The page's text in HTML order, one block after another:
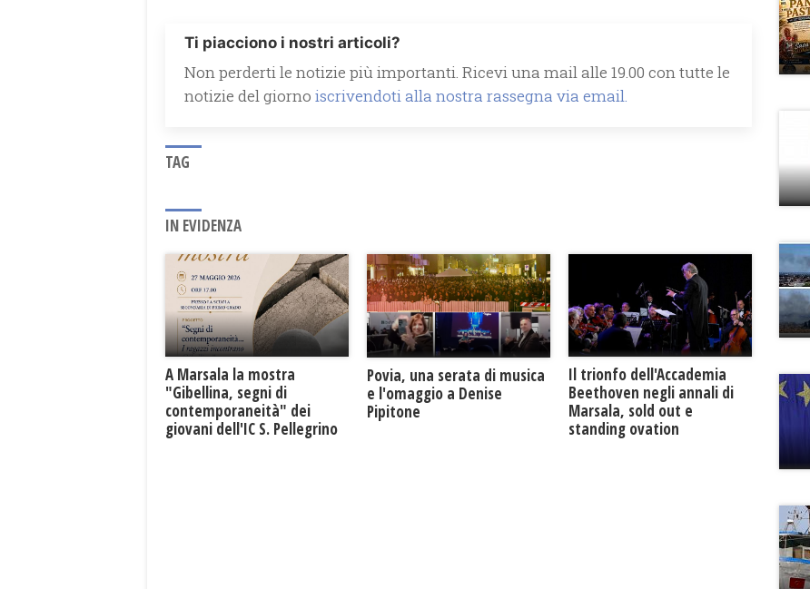
Ti piacciono i nostri articoli?
Non perderti le notizie più importanti. Ricevi una mail alle 19.00 con tutte le
notizie del giorno iscrivendoti alla nostra rassegna via email.
TAG
IN EVIDENZA
A Marsala la mostra
"Gibellina, segni di
contemporaneità" dei
giovani dell'IC S. Pellegrino
Povia, una serata di musica
e l'omaggio a Denise
Pipitone
Il trionfo dell'Accademia
Beethoven negli annali di
Marsala, sold out e
standing ovation